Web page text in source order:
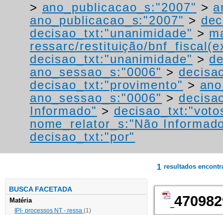
> ano_publicacao_s:"2007" >
ano_publicacao_s:"2007" >
decisao_txt:"unanimidade" >
ressarc/restituição/
decisao_txt:"unanimidade" >
ano_sessao_s:"0006" >
decisao_txt:"provimento" >
ano_sessao_s:"0006" >
Informado" >
nome_relator_s:"Não
decisao_txt:"por"
BUSCA FACETADA
Matéria
IPI- processos NT - ressa (1)
1 resultados